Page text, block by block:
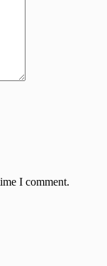
I comment.